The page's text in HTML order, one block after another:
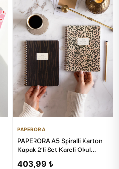
PAPERORA
PAPERORA A5 Spiralli Karton
Kapak 2’li Set Kareli Okul
403,99 ₺